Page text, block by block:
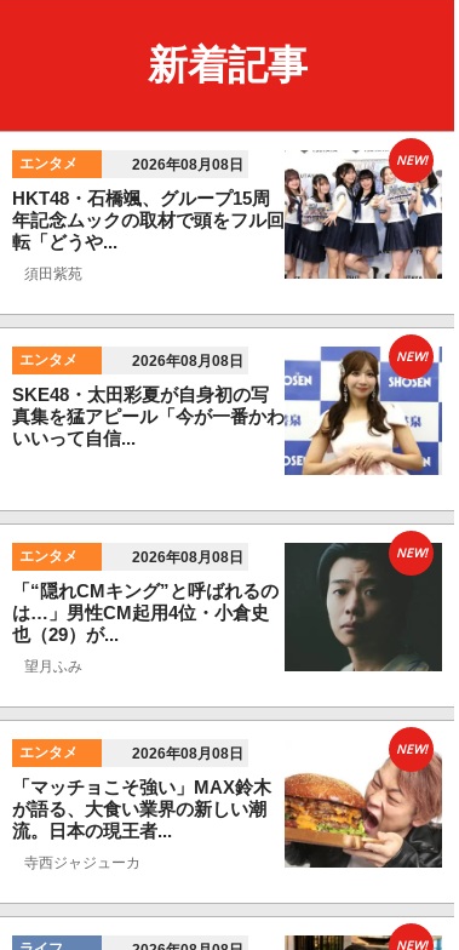
新着記事
エンタメ 2026年08月08日
HKT48・石橋颯、グループ15周
年記念ムックの取材で頭をフル回
転「どうや...
須田紫苑
NEW!
エンタメ 2026年08月08日
SKE48・太田彩夏が自身初の写
真集を猛アピール「今が一番かわ
いいって自信...
NEW!
エンタメ 2026年08月08日
「“隠れCMキング”と呼ばれるの
は…」男性CM起用4位・小倉史
也（29）が...
望月ふみ
NEW!
エンタメ 2026年08月08日
「マッチョこそ強い」MAX鈴木
が語る、大食い業界の新しい潮
流。日本の現王者...
寺西ジャジューカ
NEW!
NEW!